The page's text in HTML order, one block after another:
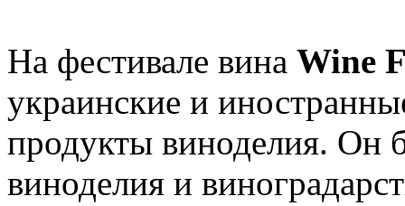
На фестивале вина Wine
украинские и
продукты виноделия. Он
виноделия и